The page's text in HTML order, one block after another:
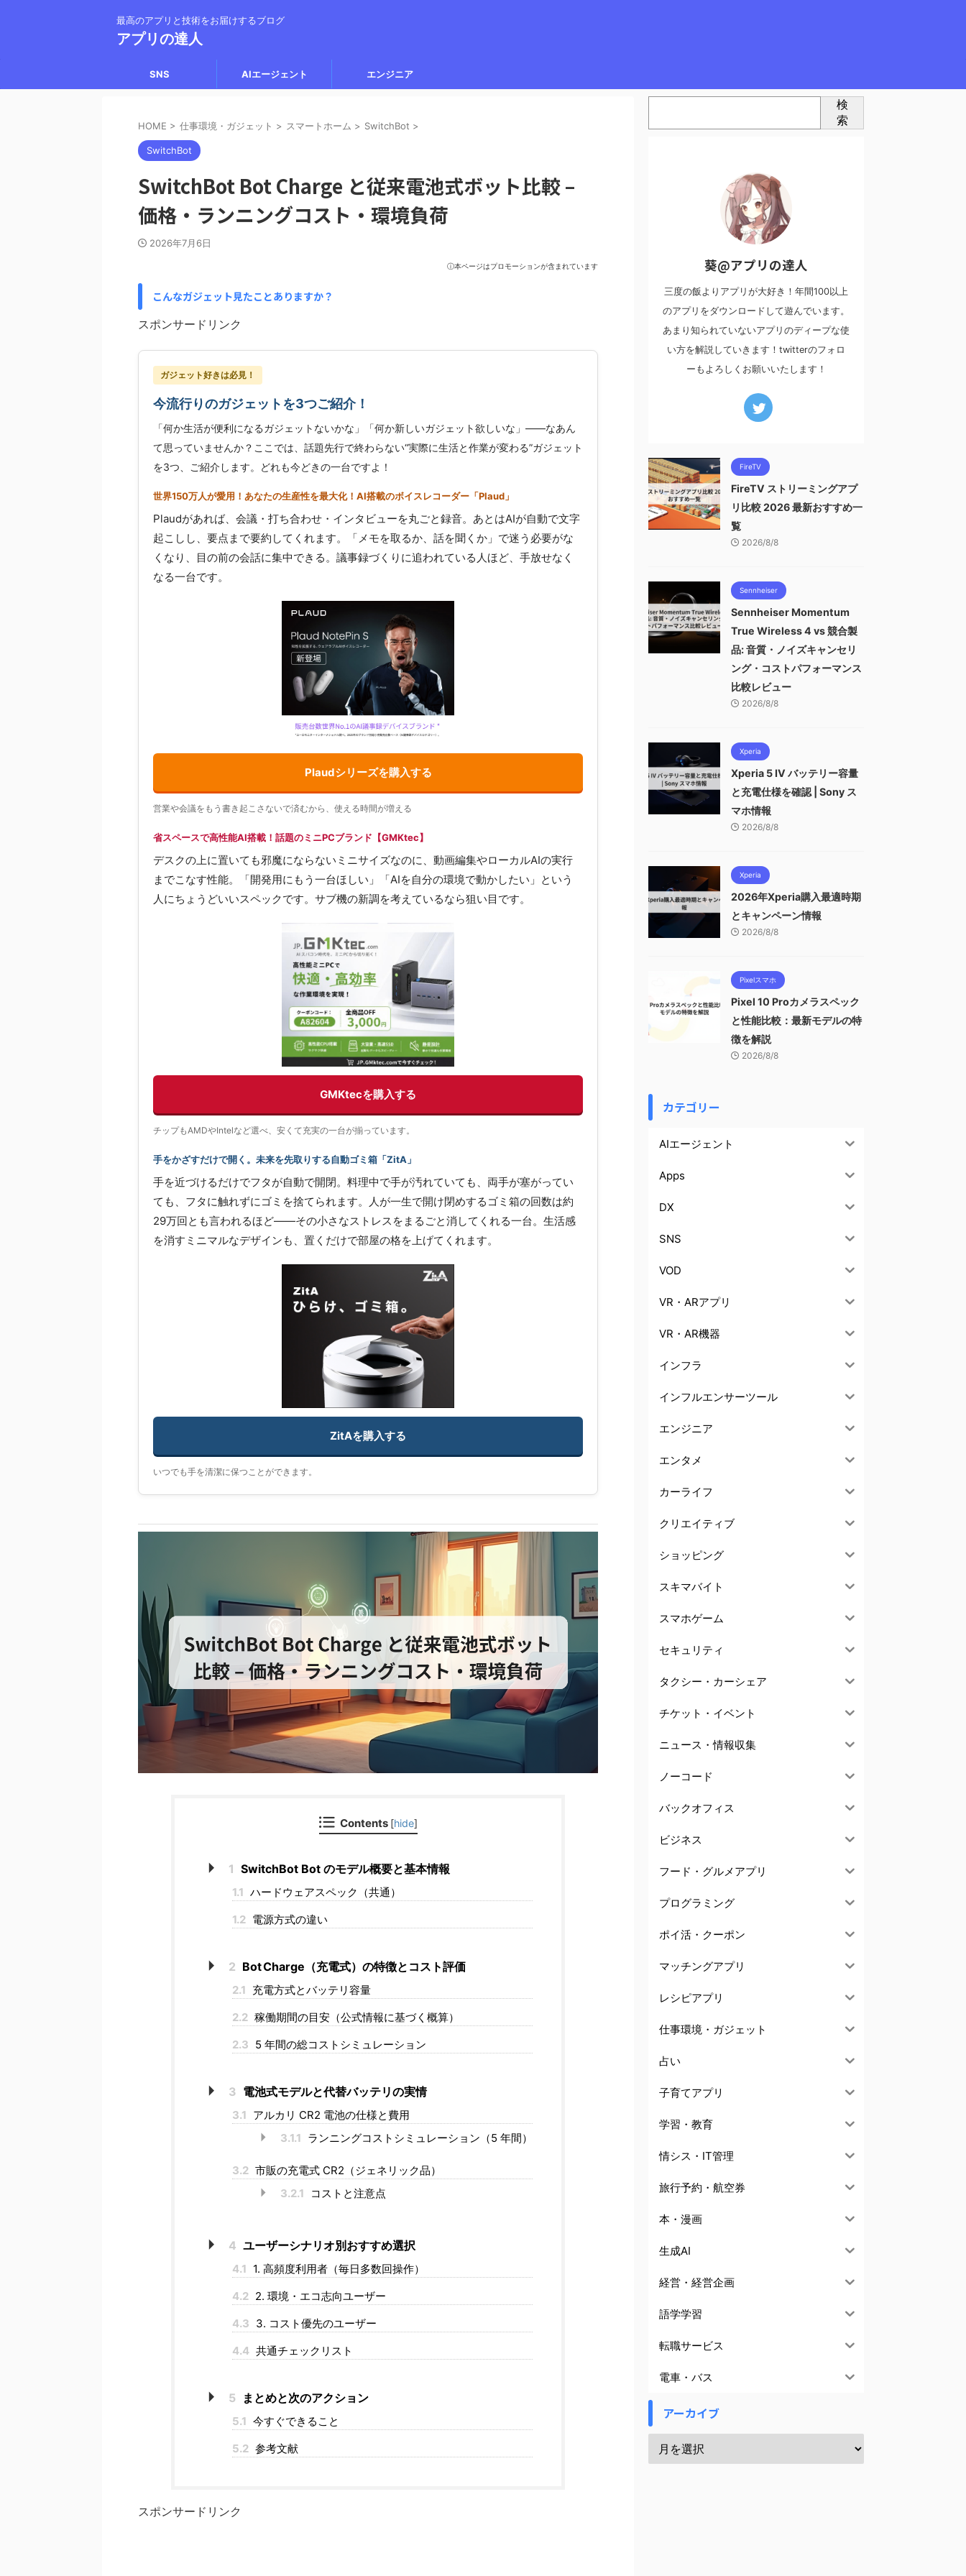
最高のアプリと技術をお届けするブログ
アプリの達人
SNS AIエージェント エンジニア
HOME > 仕事環境・ガジェット > スマートホーム > SwitchBot >
SwitchBot
SwitchBot Bot Charge と従来電池式ボット比較 –
価格・ランニングコスト・環境負荷
2026年7月6日
ⓘ本ページはプロモーションが含まれています
こんなガジェット見たことありますか？
スポンサードリンク
ガジェット好きは必見！
今流行りのガジェットを3つご紹介！
「何か生活が便利になるガジェットないかな」「何か新しいガジェット欲しいな」——なあん
て思っていませんか？ここでは、話題先行で終わらない“実際に生活と作業が変わる”ガジェット
を3つ、ご紹介します。どれも今どきの一台ですよ！
世界150万人が愛用！あなたの生産性を最大化！AI搭載のボイスレコーダー「Plaud」
Plaudがあれば、会議・打ち合わせ・インタビューを丸ごと録音。あとはAIが自動で文字
起こしし、要点まで要約してくれます。「メモを取るか、話を聞くか」で迷う必要がな
くなり、目の前の会話に集中できる。議事録づくりに追われている人ほど、手放せなく
なる一台です。
Plaudシリーズを購入する
営業や会議をもう書き起こさないで済むから、使える時間が増える
省スペースで高性能AI搭載！話題のミニPCブランド【GMKtec】
デスクの上に置いても邪魔にならないミニサイズなのに、動画編集やローカルAIの実行
までこなす性能。「開発用にもう一台ほしい」「AIを自分の環境で動かしたい」という
人にちょうどいいスペックです。サブ機の新調を考えているなら狙い目です。
GMKtecを購入する
チップもAMDやIntelなど選べ、安くて充実の一台が揃っています。
手をかざすだけで開く。未来を先取りする自動ゴミ箱「ZitA」
手を近づけるだけでフタが自動で開閉。料理中で手が汚れていても、両手が塞がってい
ても、フタに触れずにゴミを捨てられます。人が一生で開け閉めするゴミ箱の回数は約
29万回とも言われるほど——その小さなストレスをまるごと消してくれる一台。生活感
を消すミニマルなデザインも、置くだけで部屋の格を上げてくれます。
ZitAを購入する
いつでも手を清潔に保つことができます。
Contents [hide]
1 SwitchBot Bot のモデル概要と基本情報
1.1 ハードウェアスペック（共通）
1.2 電源方式の違い
2 Bot Charge（充電式）の特徴とコスト評価
2.1 充電方式とバッテリ容量
2.2 稼働期間の目安（公式情報に基づく概算）
2.3 5 年間の総コストシミュレーション
3 電池式モデルと代替バッテリの実情
3.1 アルカリ CR2 電池の仕様と費用
3.1.1 ランニングコストシミュレーション（5 年間）
3.2 市販の充電式 CR2（ジェネリック品）
3.2.1
コストと注意点
4 ユーザーシナリオ別おすすめ選択
4.1 1. 高頻度利用者（毎日多数回操作）
4.2 2. 環境・エコ志向ユーザー
4.3 3. コスト優先のユーザー
4.4 共通チェックリスト
5 まとめと次のアクション
5.1 今すぐできること
5.2 参考文献
スポンサードリンク
検
索
葵@アプリの達人
三度の飯よりアプリが大好き！年間100以上
のアプリをダウンロードして遊んでいます。
あまり知られていないアプリのディープな使
い方を解説していきます！twitterのフォロ
ーもよろしくお願いいたします！
FireTV
FireTV ストリーミングアプ
リ比較 2026 最新おすすめ一
覧
2026/8/8
Sennheiser
Sennheiser Momentum
True Wireless 4 vs 競合製
品: 音質・ノイズキャンセリ
ング・コストパフォーマンス
比較レビュー
2026/8/8
Xperia
Xperia 5 IV バッテリー容量
と充電仕様を確認 | Sony ス
マホ情報
2026/8/8
Xperia
2026年Xperia購入最適時期
とキャンペーン情報
2026/8/8
Pixelスマホ
Pixel 10 Proカメラスペック
と性能比較：最新モデルの特
徴を解説
2026/8/8
カテゴリー
AIエージェント
Apps
DX
SNS
VOD
VR・ARアプリ
VR・AR機器
インフラ
インフルエンサーツール
エンジニア
エンタメ
カーライフ
クリエイティブ
ショッピング
スキマバイト
スマホゲーム
セキュリティ
タクシー・カーシェア
チケット・イベント
ニュース・情報収集
ノーコード
バックオフィス
ビジネス
フード・グルメアプリ
プログラミング
ポイ活・クーポン
マッチングアプリ
レシピアプリ
仕事環境・ガジェット
占い
子育てアプリ
学習・教育
情シス・IT管理
旅行予約・航空券
本・漫画
生成AI
経営・経営企画
語学学習
転職サービス
電車・バス
アーカイブ